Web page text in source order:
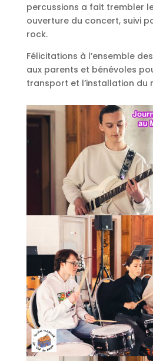
percussions a fait trembler
ouverture du concert, suivi
rock.
Félicitations à l’ensemble
aux parents et bénévoles
transport et l’installation du